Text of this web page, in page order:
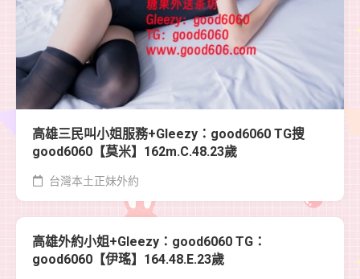
高雄三民叫小姐服務+Gleezy：good6060 TG搜
good6060【莫米】162m.C.48.23歲
台灣本土正妹外約
高雄外約小姐+Gleezy：good6060 TG：
good6060【伊瑤】164.48.E.23歲